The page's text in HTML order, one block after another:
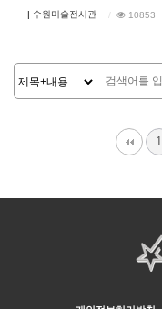
| 수원미술전시관 10853
1